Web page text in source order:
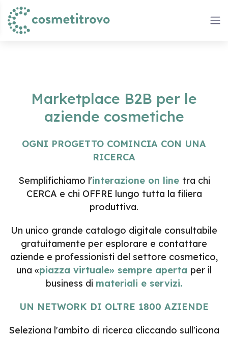
Marketplace B2B per le
aziende cosmetiche
OGNI PROGETTO COMINCIA CON UNA
RICERCA
Semplifichiamo l'interazione on line tra chi
CERCA e chi OFFRE lungo tutta la filiera
produttiva.
Un unico grande catalogo digitale consultabile
gratuitamente per esplorare e contattare
aziende e professionisti del settore cosmetico,
una «piazza virtuale» sempre aperta per il
business di materiali e servizi.
UN NETWORK DI OLTRE 1800 AZIENDE
Seleziona l'ambito di ricerca cliccando sull'icona